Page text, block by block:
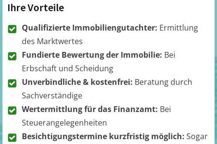
Ihre Vorteile
Qualifizierte Immobiliengutachter: Ermittlung
des Marktwertes
Fundierte Bewertung der Immobilie: Bei
Erbschaft und Scheidung
Unverbindliche & kostenfrei: Beratung durch
Sachverständige
Wertermittlung für das Finanzamt: Bei
Steuerangelegenheiten
Besichtigungstermine kurzfristig möglich: Sogar